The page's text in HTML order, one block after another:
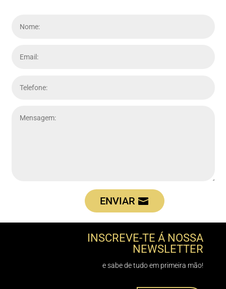
ENVIAR
INSCREVE-TE Á NOSSA
NEWSLETTER
e sabe de tudo em primeira mão!